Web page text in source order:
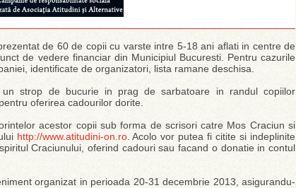
de 60 de copii cu varste intre 5-18 ani aflati in centre de
de vedere financiar din Municipiul Bucuresti. Pentru cazurile
identificate de organizatori, lista ramane deschisa.
strop de bucurie in prag de sarbatoare in randul copiilor
oferirea cadourilor dorite.
acestor copii sub forma de scrisori catre Mos Craciun si
http://www.atitudini-on.ro. Acolo vor putea fi citite si indeplinite
Craciunului, oferind cadouri sau facand o donatie in contul
organizat in perioada 20-31 decembrie 2013, asigurandu-